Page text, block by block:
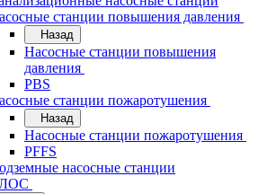
станции повышения давления
Назад
Насосные станции повышения
давления
PBS
станции пожаротушения
Назад
Насосные станции пожаротушения
PFFS
насосные станции